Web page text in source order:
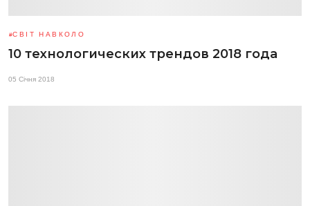
СВІТ НАВКОЛО
10 технологических трендов 2018 года
05 Січня 2018